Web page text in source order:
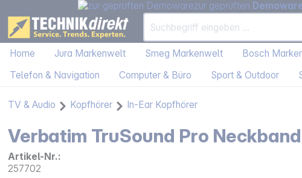
zur geprüften
Home Jura Markenwelt Smeg Markenwelt Bosch
Telefon & Navigation
Computer & Büro Sport & Outdoor
TV & Audio Kopfhörer In-Ear Kopfhörer
Verbatim TruSound Pro
Artikel-Nr.:
257702